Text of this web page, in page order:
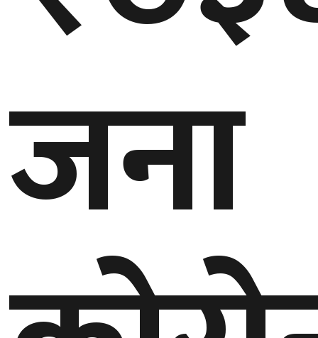
खेलकुद
कला/
साहित्य
ग्लोबल
गल्फ
जना